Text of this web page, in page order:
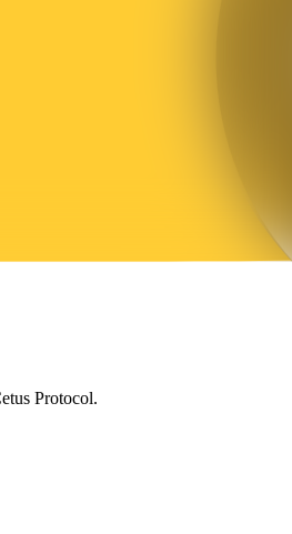
Protocol.